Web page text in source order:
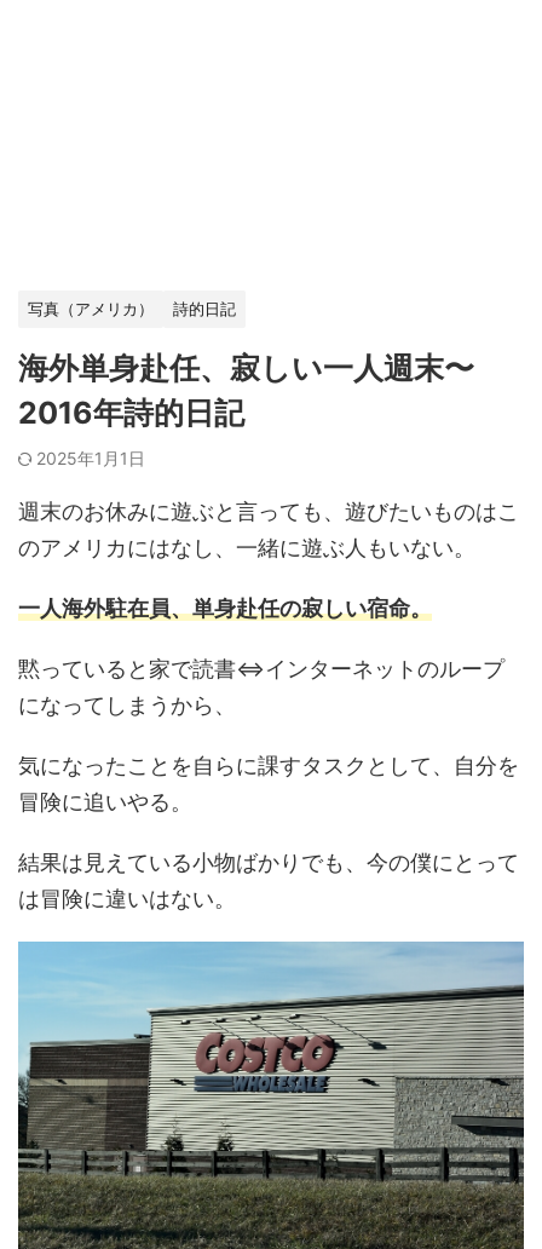
写真（アメリカ） 詩的日記
海外単身赴任、寂しい一人週末〜
2016年詩的日記
2025年1月1日
週末のお休みに遊ぶと言っても、遊びたいものはこ
のアメリカにはなし、一緒に遊ぶ人もいない。
一人海外駐在員、単身赴任の寂しい宿命。
黙っていると家で読書⇔インターネットのループ
になってしまうから、
気になったことを自らに課すタスクとして、自分を
冒険に追いやる。
結果は見えている小物ばかりでも、今の僕にとって
は冒険に違いはない。